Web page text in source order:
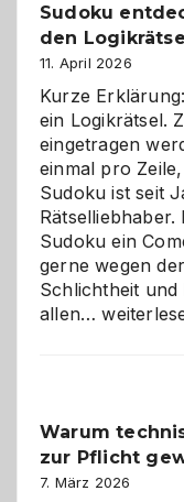
Sudoku
den
11. April 2026
Kurze
ein Logikrätsel.
eingetragen
einmal pro
Sudoku ist seit
Sudoku ein
gerne wegen
Schlichtheit und
allen…Sudoku
den
Warum
zur Pflicht
7. März 2026